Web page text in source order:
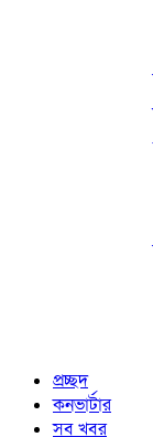
প্রচ্ছদ
কনভার্টার
সব খবর